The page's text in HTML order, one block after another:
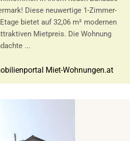
Diese neuwertige 1-Zimmer-
bietet auf 32,06 m² modernen
Mietpreis. Die Wohnung
...
Miet-Wohnungen.at